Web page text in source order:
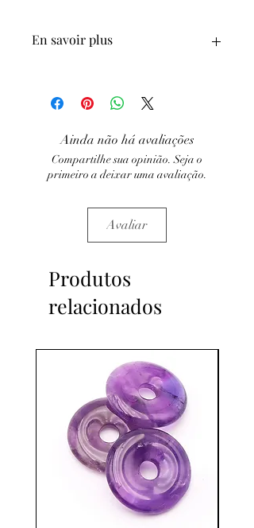
En savoir plus
Minéraux en Lithothérapie n'exclut en
aucun cas la poursuite d'un traitement
C'est un complément.
Ainda não há avaliações
Compartilhe sua opinião. Seja o
primeiro a deixar uma avaliação.
Avaliar
Produtos
relacionados